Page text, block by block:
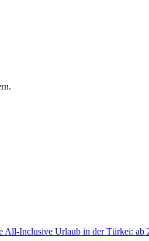
All-Inclusive Urlaub in der Türkei: ab